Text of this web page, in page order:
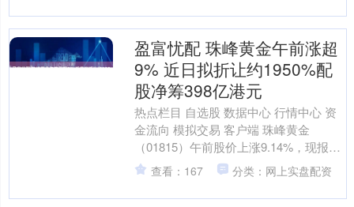
盈富忧配 珠峰黄金午前涨超
9% 近日拟折让约1950%配
股净筹398亿港元
热点栏目 自选股 数据中心 行情中心 资
金流向 模拟交易 客户端 珠峰黄金
（01815）午前股价上涨9.14%，现报
2.15港元，成交额2059.64万港元。 ....
查看：167 分类：网上实盘配资